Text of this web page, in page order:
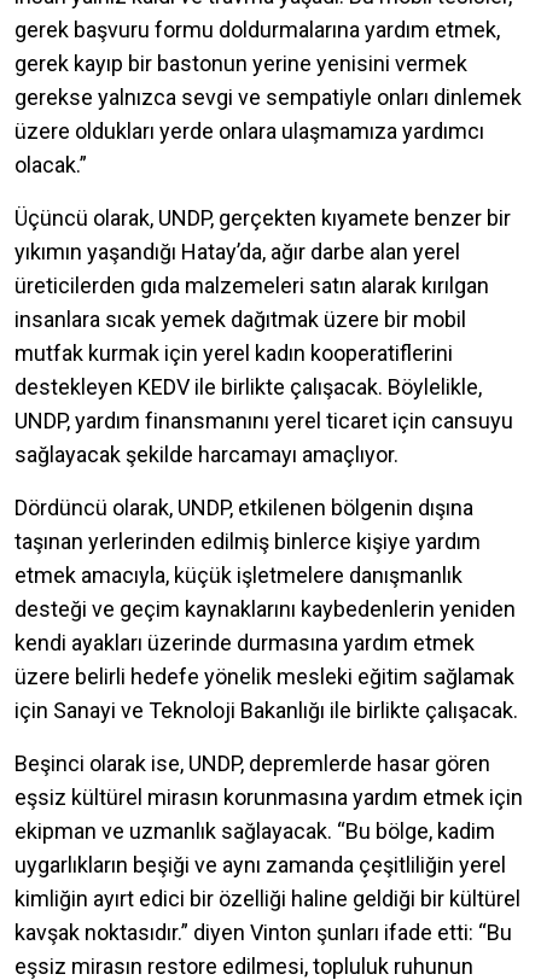
gerek başvuru formu doldurmalarına yardım etmek,
gerek kayıp bir bastonun yerine yenisini vermek
gerekse yalnızca sevgi ve sempatiyle onları dinlemek
üzere oldukları yerde onlara ulaşmamıza yardımcı
olacak.”
Üçüncü olarak, UNDP, gerçekten kıyamete benzer bir
yıkımın yaşandığı Hatay’da, ağır darbe alan yerel
üreticilerden gıda malzemeleri satın alarak kırılgan
insanlara sıcak yemek dağıtmak üzere bir mobil
mutfak kurmak için yerel kadın kooperatiflerini
destekleyen KEDV ile birlikte çalışacak. Böylelikle,
UNDP, yardım finansmanını yerel ticaret için cansuyu
sağlayacak şekilde harcamayı amaçlıyor.
Dördüncü olarak, UNDP, etkilenen bölgenin dışına
taşınan yerlerinden edilmiş binlerce kişiye yardım
etmek amacıyla, küçük işletmelere danışmanlık
desteği ve geçim kaynaklarını kaybedenlerin yeniden
kendi ayakları üzerinde durmasına yardım etmek
üzere belirli hedefe yönelik mesleki eğitim sağlamak
için Sanayi ve Teknoloji Bakanlığı ile birlikte çalışacak.
Beşinci olarak ise, UNDP, depremlerde hasar gören
eşsiz kültürel mirasın korunmasına yardım etmek için
ekipman ve uzmanlık sağlayacak. “Bu bölge, kadim
uygarlıkların beşiği ve aynı zamanda çeşitliliğin yerel
kimliğin ayırt edici bir özelliği haline geldiği bir kültürel
kavşak noktasıdır.” diyen Vinton şunları ifade etti: “Bu
eşsiz mirasın restore edilmesi, topluluk ruhunun